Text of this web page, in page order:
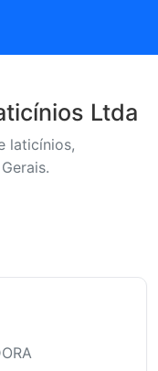
Ltda
laticínios,